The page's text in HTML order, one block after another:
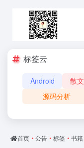
标签云
Android 散文
源码分析
首页 • 公告 • 标签 • 书籍